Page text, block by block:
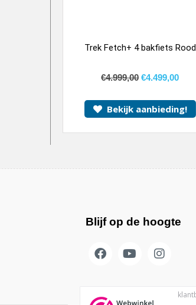
Trek Fetch+ 4 bakfiets Rood
€4.999,00 €4.499,00
Bekijk aanbieding!
Blijf op de hoogte